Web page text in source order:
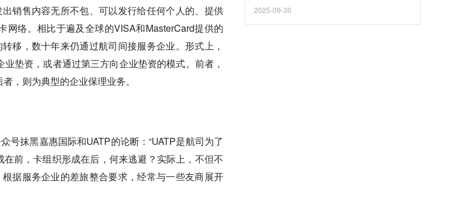
销售内容无所不包、可以发行给任何个人的、提供
网络。相比于遍及全球的VISA和MasterCard提供的
移，数十年来仍通过航司间接服务企业。形式上，
垫资，或者通过第三方向企业垫资的模式。前者，
，则为典型的企业保理业务。
号抹黑嘉惠国际和UATP的论断：“UATP是航司为了
前，卡组织形成在后，何来逃避？实际上，不但不
据服务企业的差旅整合要求，经常与一些友商展开
2025-09-30